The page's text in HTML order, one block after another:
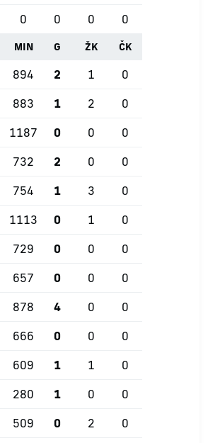
0 0 0 0
MIN G ŽK ČK
894 2 1 0
883 1 2 0
1187 0 0 0
732 2 0 0
754 1 3 0
1113 0 1 0
729 0 0 0
657 0 0 0
878 4 0 0
666 0 0 0
609 1 1 0
280 1 0 0
509 0 2 0